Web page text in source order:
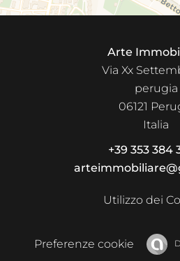
Arte
Via Xx
perugia
06121
Italia
+39 353 384
Utilizzo dei
Preferenze cookie